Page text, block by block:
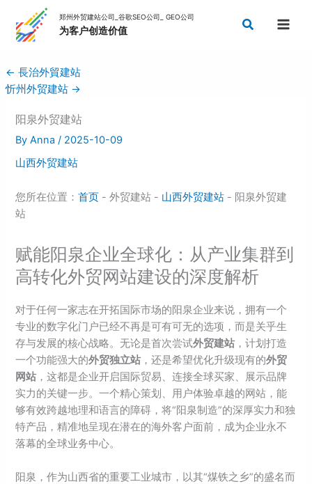
content
Search
← 長治外貿建站
忻州外贸建站 →
阳泉外贸建站
ByAnna/ 2025-10-09
山西外贸建站
您所在位置：首页 - 外贸建站 - 山西外贸建站 - 阳泉外贸建
站
赋能阳泉企业全球化：从产业集群到
高转化外贸网站建设的深度解析
对于任何一家志在开拓国际市场的阳泉企业来说，拥有一个
专业的数字化门户已经不再是可有可无的选项，而是关乎生
存与发展的核心战略。无论是首次尝试外贸建站 ，计划打造
一个功能强大的外贸独立站 ，还是希望优化升级现有的外贸
网站 ，这都是企业开启国际贸易、连接全球买家、展示品牌
实力的关键一步。一个精心策划、用户体验卓越的网站，能
够有效跨越地理和语言的障碍，将“阳泉制造”的深厚实力和独
特产品，精准地呈现在潜在的海外客户面前，成为企业永不
落幕的全球业务中心。
阳泉，作为山西省的重要工业城市，以其“煤铁之乡”的盛名而